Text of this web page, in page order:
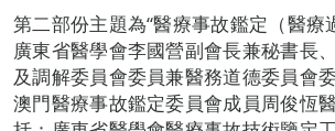
第二部份主題為“醫療事故鑑定（醫療
廣東省醫學會李國營副會長兼秘書長
及調解委員會委員兼醫務道德委員會
澳門醫療事故鑑定委員會成員周俊恆